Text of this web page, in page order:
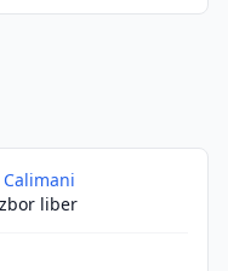
Calimani
zbor liber